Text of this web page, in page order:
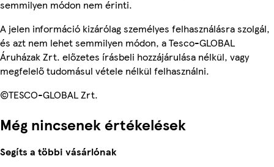
semmilyen módon nem érinti.
A jelen információ kizárólag személyes felhasználásra szolgál,
és azt nem lehet semmilyen módon, a Tesco-GLOBAL
Áruházak Zrt. előzetes írásbeli hozzájárulása nélkül, vagy
megfelelő tudomásul vétele nélkül felhasználni.
©TESCO-GLOBAL Zrt.
Még nincsenek értékelések
Segíts a többi vásárlónak